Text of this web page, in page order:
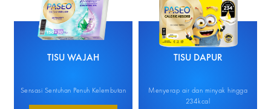
TISU WAJAH
Sensasi Sentuhan Penuh Kelembutan
TISU DAPUR
Menyerap air dan minyak hingga
234kcal